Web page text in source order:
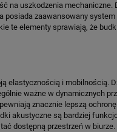
na uszkodzenia mechaniczne.
posiada zaawansowany
te elementy sprawiają, że
elastycznością i mobilnością.
ważne w dynamicznych
znacznie lepszą
akustyczne są bardziej
dostępną przestrzeń w biurze.